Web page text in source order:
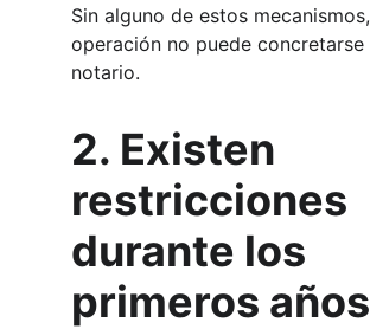
Sin alguno de estos
operación no puede concretarse
notario.
2. Existen
restricciones
durante los
primeros años